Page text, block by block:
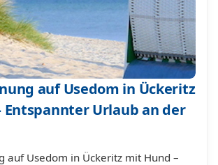
auf Usedom in Ückeritz
Entspannter Urlaub an der
auf Usedom in Ückeritz mit Hund –